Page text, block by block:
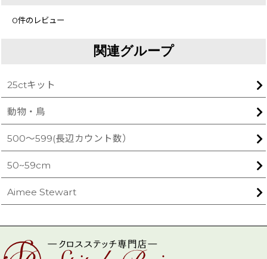
0件のレビュー
関連グループ
25ctキット
動物・鳥
500〜599(長辺カウント数）
50~59cm
Aimee Stewart